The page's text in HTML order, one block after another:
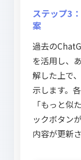
ステップ3
案
過去の
を活用し、
解した上で
示します。
「もっと似
ックボタン
内容が更新